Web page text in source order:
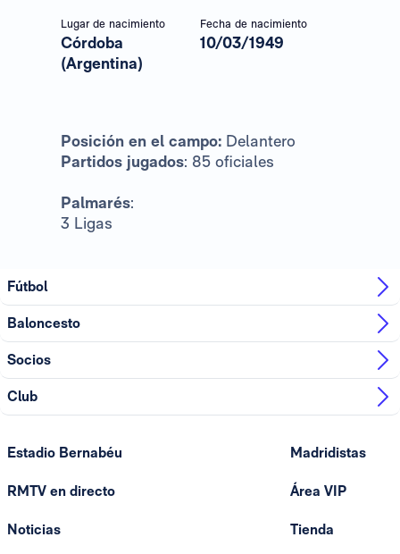
Lugar de nacimiento
Córdoba
(Argentina)
Fecha de nacimiento
10/03/1949
Posición en el campo: Delantero
Partidos jugados: 85 oficiales
Palmarés:
3 Ligas
Fútbol
Baloncesto
Socios
Club
Estadio Bernabéu
RMTV en directo
Noticias
Madridistas
Área VIP
Tienda